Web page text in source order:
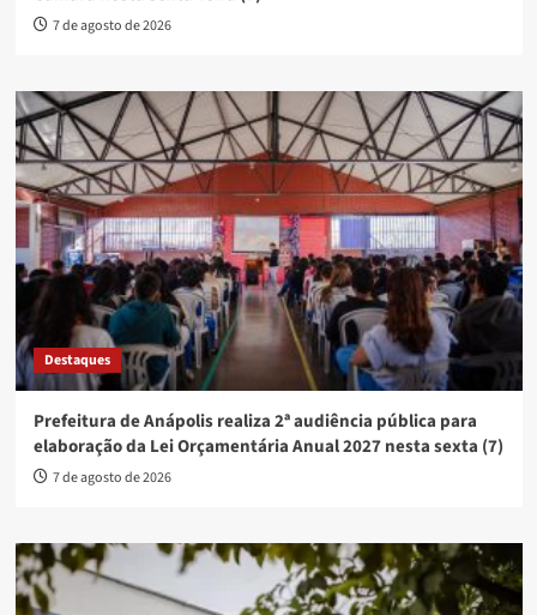
7 de agosto de 2026
Destaques
Prefeitura de Anápolis realiza 2ª audiência pública para
elaboração da Lei Orçamentária Anual 2027 nesta sexta (7)
7 de agosto de 2026